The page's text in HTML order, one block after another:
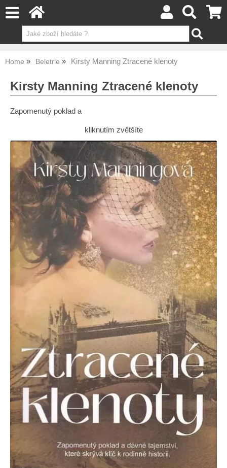
Home Beletrie Kirsty Manning Ztracené klenoty
Kirsty Manning Ztracené klenoty
Zapomenutý poklad a
kliknutím zvětšíte